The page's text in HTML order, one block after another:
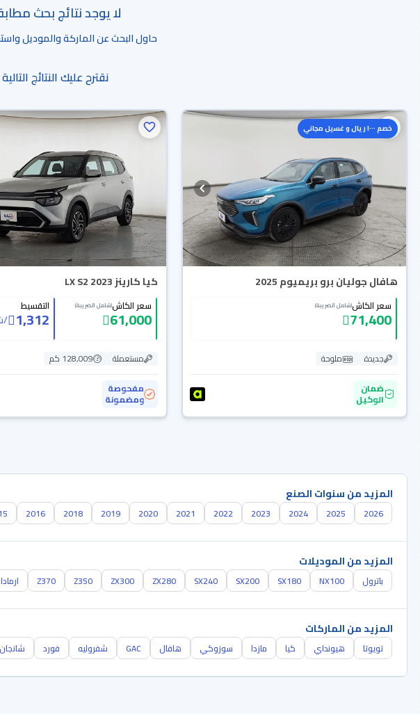
لا يوجد نتائج بحث
حاول البحث عن الماركة والموديل
نقترح عليك النتائج التالية
خصم ١٠٠٠ ريال و غسيل مجاني
هافال جوليان برو بريميوم 2025
سعر الكاش(شامل الضريبة)
71,400
جديدة
ملوحة
ضمان
الوكيل
كيا كارينز LX S2 2023
سعر الكاش(شامل الضريبة)
61,000
التقسيط
1,312
/
مستعملة
128,009 كم
مفحوصة
ومضمونة
المزيد من سنوات الصنع
2026
2025
2024
2023
2022
2021
2020
2019
2018
2016
المزيد من الموديلات
باترول NX100
SX180
SX200
SX240
ZX280
ZX300
Z350
Z370 ارمادا
المزيد من الماركات
تويوتا هيونداي كيا مازدا سوزوكي هافال GAC شفروليه فورد شانجان